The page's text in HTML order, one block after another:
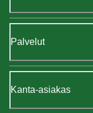
Palvelut
Kanta-asiakas